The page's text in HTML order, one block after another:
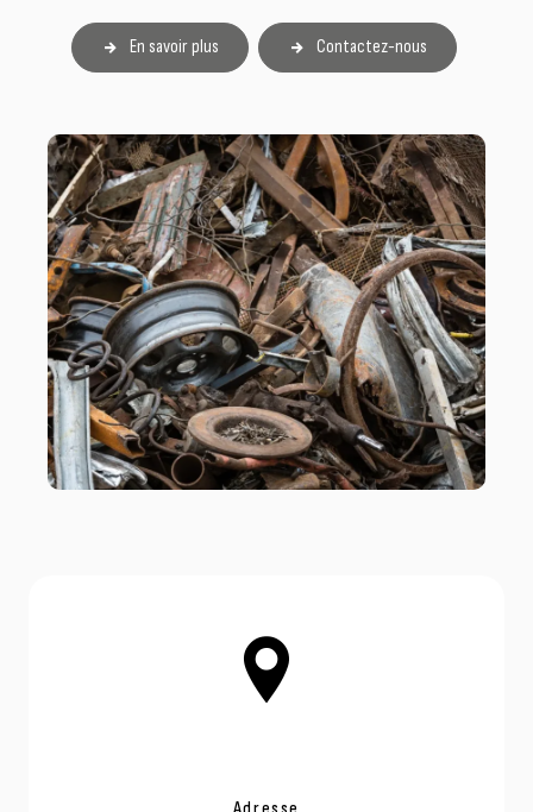
En savoir plus Contactez-nous